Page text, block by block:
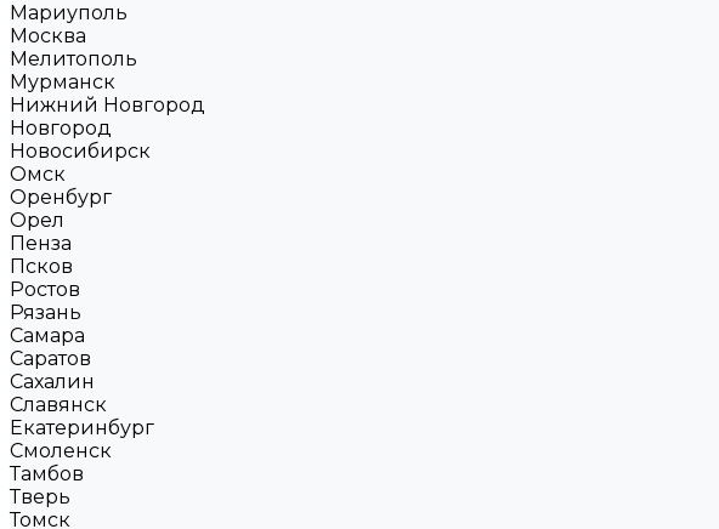
Мариуполь
Москва
Мелитополь
Мурманск
Нижний Новгород
Новгород
Новосибирск
Омск
Оренбург
Орел
Пенза
Псков
Ростов
Рязань
Самара
Саратов
Сахалин
Славянск
Екатеринбург
Смоленск
Тамбов
Тверь
Томск